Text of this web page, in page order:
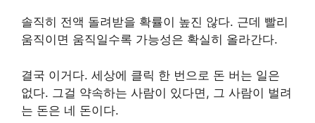
솔직히 전액 돌려받을 확률이 높진 않다. 근데 빨리
움직이면 움직일수록 가능성은 확실히 올라간다.
결국 이거다. 세상에 클릭 한 번으로 돈 버는 일은
없다. 그걸 약속하는 사람이 있다면, 그 사람이 벌려
는 돈은 네 돈이다.